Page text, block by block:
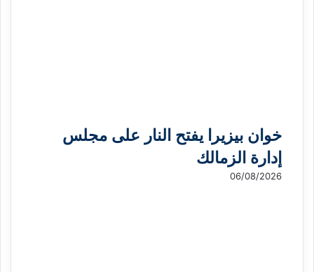
خوان بيزيرا يفتح النار على مجلس
إدارة الزمالك
06/08/2026